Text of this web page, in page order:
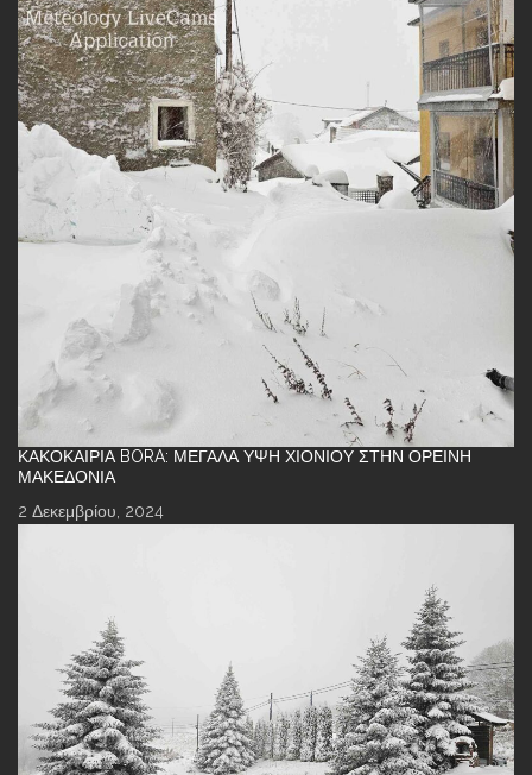
ΚΑΚΟΚΑΙΡΊΑ BORA: ΜΕΓΆΛΑ ΎΨΗ ΧΙΟΝΙΟΎ ΣΤΗΝ ΟΡΕΙΝΉ
ΜΑΚΕΔΟΝΊΑ
2 Δεκεμβρίου, 2024